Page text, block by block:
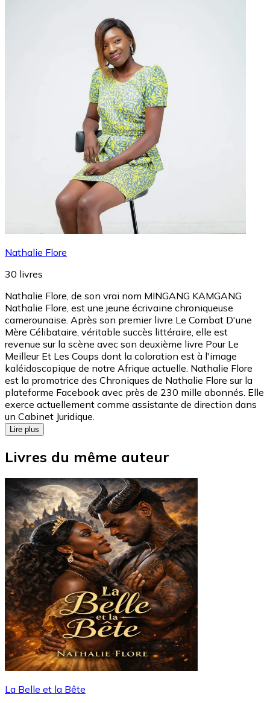
Nathalie Flore
30 livres
Nathalie Flore, de son vrai nom MINGANG KAMGANG
Nathalie Flore, est une jeune écrivaine chroniqueuse
camerounaise. Après son premier livre Le Combat D'une
Mère Célibataire, véritable succès littéraire, elle est
revenue sur la scène avec son deuxième livre Pour Le
Meilleur Et Les Coups dont la coloration est à l'image
kaléidoscopique de notre Afrique actuelle. Nathalie Flore
est la promotrice des Chroniques de Nathalie Flore sur la
plateforme Facebook avec près de 230 mille abonnés. Elle
exerce actuellement comme assistante de direction dans
un Cabinet Juridique.
Lire plus
Livres du même auteur
La Belle et la Bête